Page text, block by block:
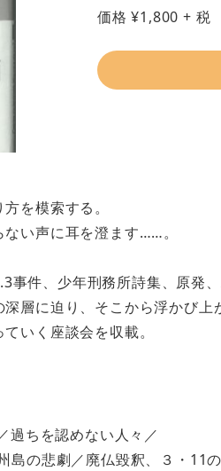
価格¥1,800 + 税
を模索する。
い声に耳を澄ます……。
事件、少年刑務所詩集、原発
層に迫り、そこから浮かび上
いく座談会を収載。
ちを認めない人々／
の悲劇／廃仏毀釈、３・11